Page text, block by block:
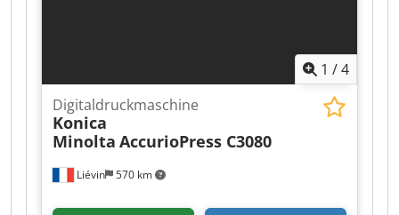
1 /4
Liévin 570 km
Digitaldruckmaschine
Konica
Minolta AccurioPress C3080